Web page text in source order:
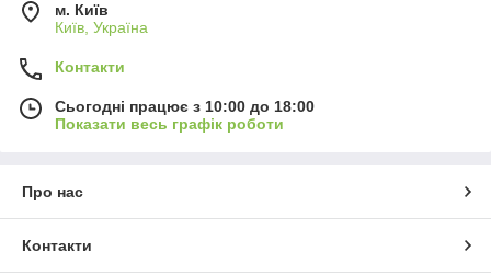
м. Київ
Київ, Україна
Контакти
Сьогодні працює з 10:00 до 18:00
Показати весь графік роботи
Про нас
Контакти